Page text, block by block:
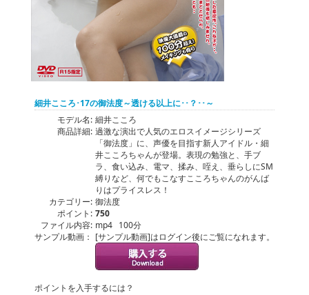
細井こころ･17の御法度～透ける以上に･･？･･～
モデル名: 細井こころ
商品詳細: 過激な演出で人気のエロスイメージシリーズ
「御法度」に、声優を目指す新人アイドル・細
井こころちゃんが登場。表現の勉強と、手ブ
ラ、食い込み、電マ、揉み、咥え、垂らしにSM
縛りなど、何でもこなすこころちゃんのがんば
りはプライスレス！
カテゴリー: 御法度
ポイント: 750
ファイル内容: mp4 100分
サンプル動画： [サンプル動画]はログイン後にご覧になれます。
ポイントを入手するには？